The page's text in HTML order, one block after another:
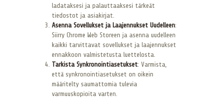
ladataksesi ja palauttaaksesi tärkeät
tiedostot ja asiakirjat.
Asenna Sovellukset ja Laajennukset Uudelleen:
Siirry Chrome Web Storeen ja asenna uudelleen
kaikki tarvittavat sovellukset ja laajennukset
ennakkoon valmistetusta luettelosta.
Tarkista Synkronointiasetukset: Varmista,
että synkronointiasetukset on oikein
määritelty saumattomia tulevia
varmuuskopioita varten.